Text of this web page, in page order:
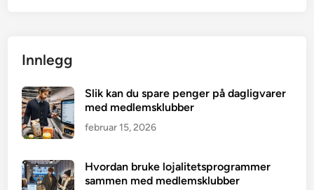
Innlegg
Slik kan du spare penger på dagligvarer
med medlemsklubber
februar 15, 2026
Hvordan bruke lojalitetsprogrammer
sammen med medlemsklubber